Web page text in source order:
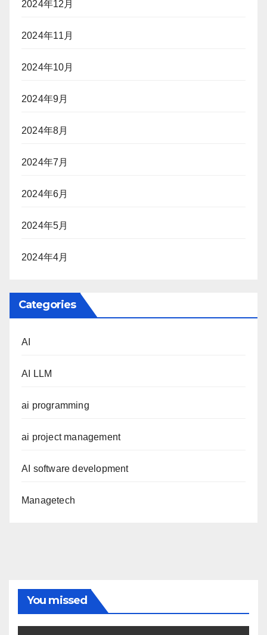
2024年12月
2024年11月
2024年10月
2024年9月
2024年8月
2024年7月
2024年6月
2024年5月
2024年4月
Categories
AI
AI LLM
ai programming
ai project management
AI software development
Managetech
You missed